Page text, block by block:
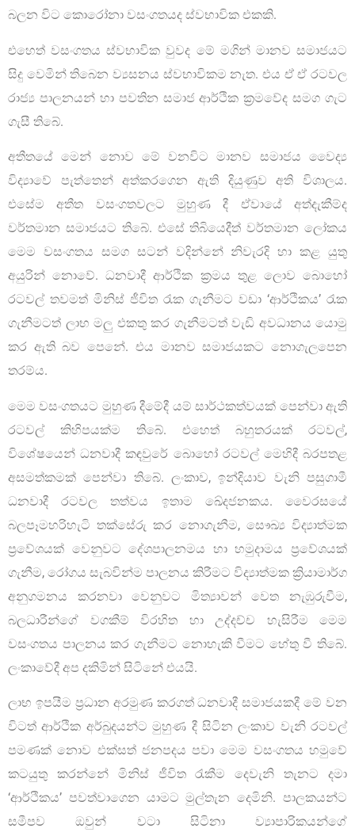
බලන විට කොරෝනා වසංගතයද ස්වභාවික එකකි.
එහෙත් වසංගතය ස්වභාවික වුවද මේ මගින් මානව සමාජයට
සිදු වෙමින් තිබෙන ව්‍යසනය ස්වභාවිකම නැත. එය ඒ ඒ රටවල
රාජ්‍ය පාලනයන් හා පවතින සමාජ ආර්ථික ක්‍රමවේද සමග ගැට
ගැසී තිබේ.
අතීතයේ මෙන් නොව මේ වනවිට මානව සමාජය වෛද්‍ය
විද්‍යාවේ පැත්තෙන් අත්කරගෙන ඇති දියුණුව අති විශාලය.
එසේම අතීත වසංගතවලට මුහුණ දී ඒවායේ අත්දැකීම්ද
වර්තමාන සමාජයට තිබේ. එසේ තිබියෙදීත් වර්තමාන ලෝකය
මෙම වසංගතය සමග සටන් වදින්නේ නිවැරදි හා කළ යුතු
අයුරින් නොවේ. ධනවාදී ආර්ථික ක්‍රමය තුළ ලොව බොහෝ
රටවල් තවමත් මිනිස් ජීවිත රැක ගැනීමට වඩා ‘ආර්ථිකය’ රැක
ගැනීමටත් ලාභ මලු එකතු කර ගැනීමටත් වැඩි අවධානය යොමු
කර ඇති බව පෙනේ. එය මානව සමාජයකට නොගැලපෙන
තරම්ය.
මෙම වසංගතයට මුහුණ දීමේදී යම් සාර්ථකත්වයක් පෙන්වා ඇති
රටවල් කිහිපයක්ම තිබේ. එහෙත් බහුතරයක් රටවල්,
විශේෂයෙන් ධනවාදී කඳවුරේ බොහෝ රටවල් මෙහිදී බරපතළ
අසමත්කමක් පෙන්වා තිබේ. ලංකාව, ඉන්දියාව වැනි පසුගාමී
ධනවාදී රටවල තත්වය ඉතාම ඛේදජනකය. වෛරසයේ
බලපෑමහරිහැටි තක්සේරු කර නොගැනීම, සෞඛ්‍ය විද්‍යාත්මක
ප්‍රවේශයක් වෙනුවට දේශපාලනමය හා හමුදාමය ප්‍රවේශයක්
ගැනීම, රෝගය සැබවින්ම පාලනය කිරීමට විද්‍යාත්මක ක්‍රියාමාර්ග
අනුගමනය කරනවා වෙනුවට මිත්‍යාවන් වෙත නැඹුරුවීම,
බලධාරීන්ගේ වගකීම් විරහිත හා උද්දච්ච හැසිරීම මෙම
වසංගතය පාලනය කර ගැනීමට නොහැකි වීමට හේතු වී තිබේ.
ලංකාවේදී අප දකිමින් සිටිනේ එයයි.
ලාභ ඉපයීම ප්‍රධාන අරමුණ කරගත් ධනවාදී සමාජයකදී මේ වන
විටත් ආර්ථික අර්බුදයන්ට මුහුණ දී සිටින ලංකාව වැනි රටවල්
පමණක් නොව එක්සත් ජනපදය පවා මෙම වසංගතය හමුවේ
කටයුතු කරන්නේ මිනිස් ජීවිත රැකීම දෙවැනි තැනට දමා
‘ආර්ථිකය’ පවත්වාගෙන යාමට මුල්තැන දෙමිනි. පාලකයන්ට
සමීපව ඔවුන් වටා සිටිනා ව්‍යාපාරිකයන්ගේ